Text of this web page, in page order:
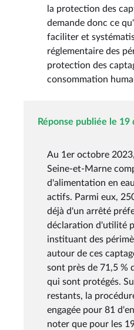
la protection des
demande donc ce
faciliter et
réglementaire des
protection des
consommation
Réponse publiée le 19
Au 1er octobre
Seine-et-Marne
d'alimentation en
actifs. Parmi eux,
déjà d'un arrêté
déclaration d'utilité
instituant des
autour de ces
sont près de 71,5 %
qui sont protégés.
restants, la
engagée pour 81
noter que pour les